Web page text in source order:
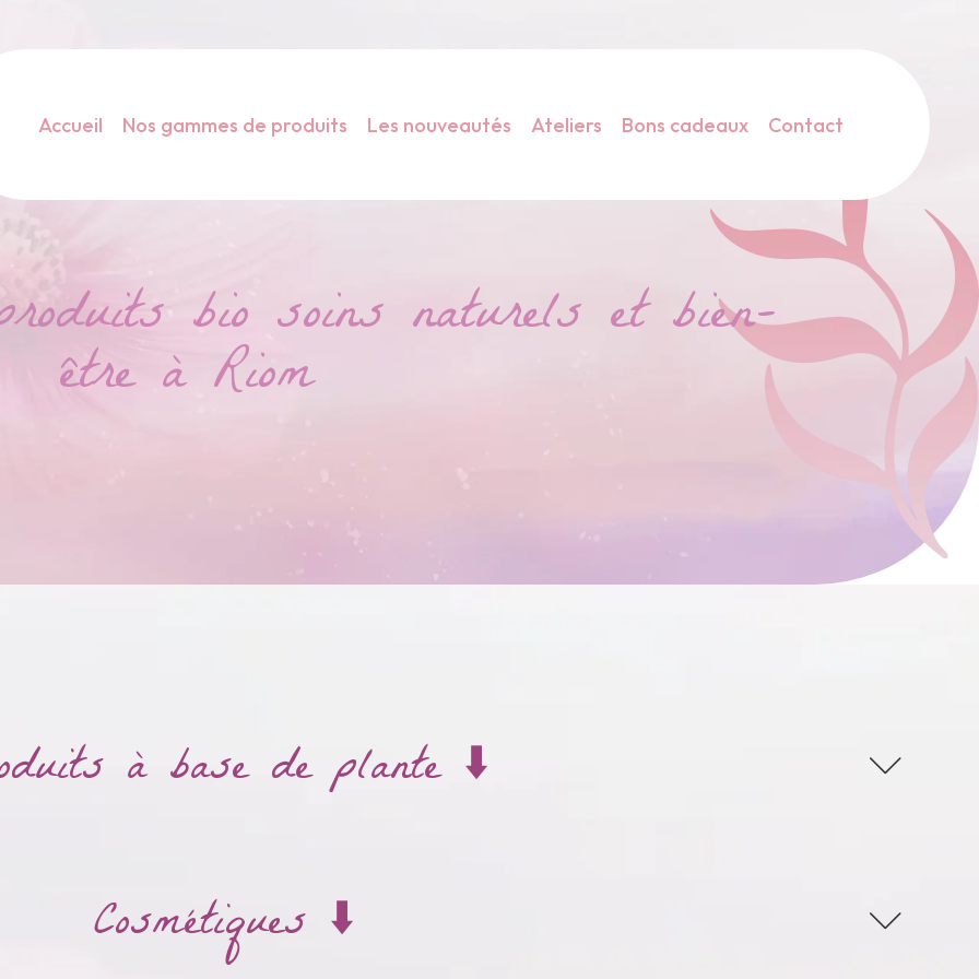
Accueil Nos gammes de produits Les nouveautés Ateliers Bons cadeaux Contact
bio soins naturels et bien-
être à Riom
à base de plante ⬇️
Cosmétiques ⬇️